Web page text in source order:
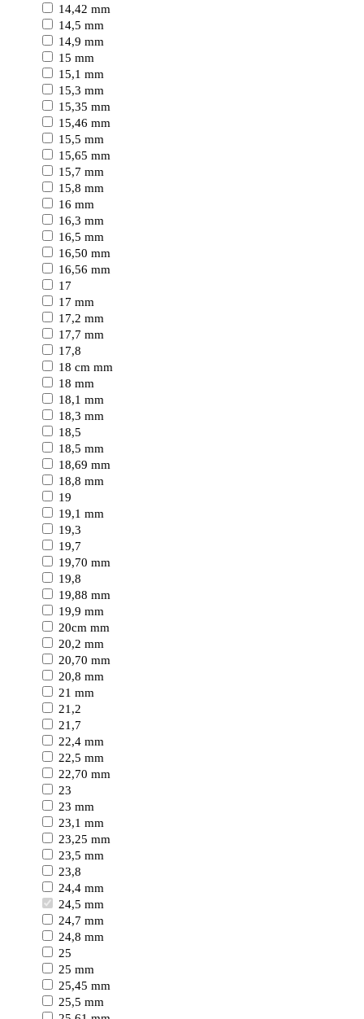
14,42 mm
14,5 mm
14,9 mm
15 mm
15,1 mm
15,3 mm
15,35 mm
15,46 mm
15,5 mm
15,65 mm
15,7 mm
15,8 mm
16 mm
16,3 mm
16,5 mm
16,50 mm
16,56 mm
17
17 mm
17,2 mm
17,7 mm
17,8
18 cm mm
18 mm
18,1 mm
18,3 mm
18,5
18,5 mm
18,69 mm
18,8 mm
19
19,1 mm
19,3
19,7
19,70 mm
19,8
19,88 mm
19,9 mm
20cm mm
20,2 mm
20,70 mm
20,8 mm
21 mm
21,2
21,7
22,4 mm
22,5 mm
22,70 mm
23
23 mm
23,1 mm
23,25 mm
23,5 mm
23,8
24,4 mm
24,5 mm
24,7 mm
24,8 mm
25
25 mm
25,45 mm
25,5 mm